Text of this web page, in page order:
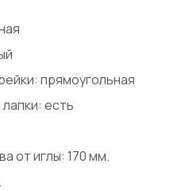
прямоугольная
есть
от иглы: 170 мм.